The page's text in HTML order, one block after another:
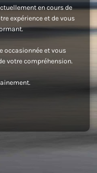
en cours de
expérience et de vous
occasionnée et vous
votre compréhension.